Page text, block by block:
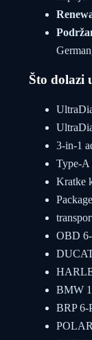
Što dolazi
3-in-1
Type-A
Kratke
OBD
BMW
BRP 6-